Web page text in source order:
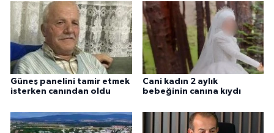
Güneş panelini tamir etmek
isterken canından oldu
Cani kadın 2 aylık
bebeğinin canına kıydı